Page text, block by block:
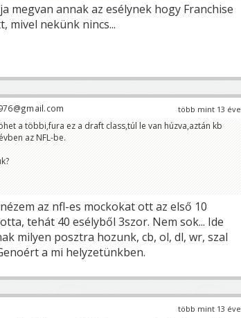
megvan annak az esélynek hogy Franchise
mivel nekünk nincs...
több mint 13 éve
a többi,fura ez a draft class,túl le van húzva,aztán kb
az NFL-be.
az nfl-es mockokat ott az első 10
tehát 40 esélyből 3szor. Nem sok... Ide
milyen posztra hozunk, cb, ol, dl, wr, szal
a mi helyzetünkben.
több mint 13 éve